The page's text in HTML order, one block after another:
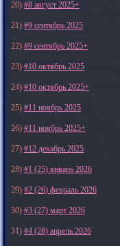
20) #8 август 2025+
21) #9 сентябрь 2025
22) #9 сентябрь 2025+
23) #10 октябрь 2025
24) #10 октябрь 2025+
25) #11 ноябрь 2025
26) #11 ноябрь 2025+
27) #12 декабрь 2025
28) #1 (25) январь 2026
29) #2 (26) февраль 2026
30) #3 (27) март 2026
31) #4 (28) апрель 2026